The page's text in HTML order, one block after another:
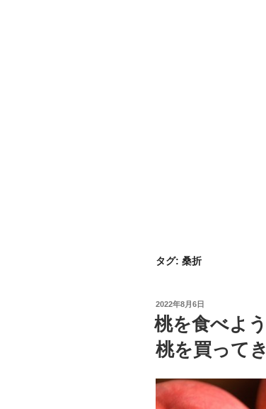
タグ: 桑折
投
稿
日:
2022年8月6日
桃を食べよ
桃を買って